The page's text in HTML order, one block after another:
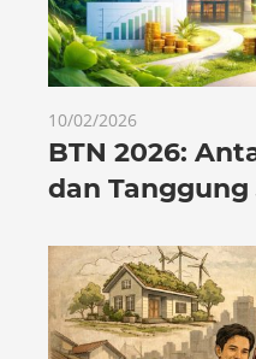
10/02/2026
BTN 2026:
dan